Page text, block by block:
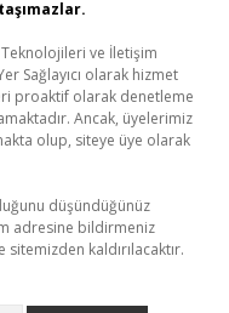
Teknolojileri ve İletişim
Sağlayıcı olarak hizmet
proaktif olarak denetleme
Ancak, üyelerimiz
olup, siteye üye olarak
düşündüğünüz
adresine bildirmeniz
kaldırılacaktır.